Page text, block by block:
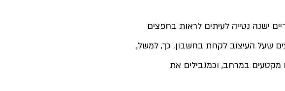
ישנה נטייה לעיתים לראות בחפצים
שעל העיצוב לקחת בחשבון. כך, למשל,
מקטעים במרחב, וכמגבילים את